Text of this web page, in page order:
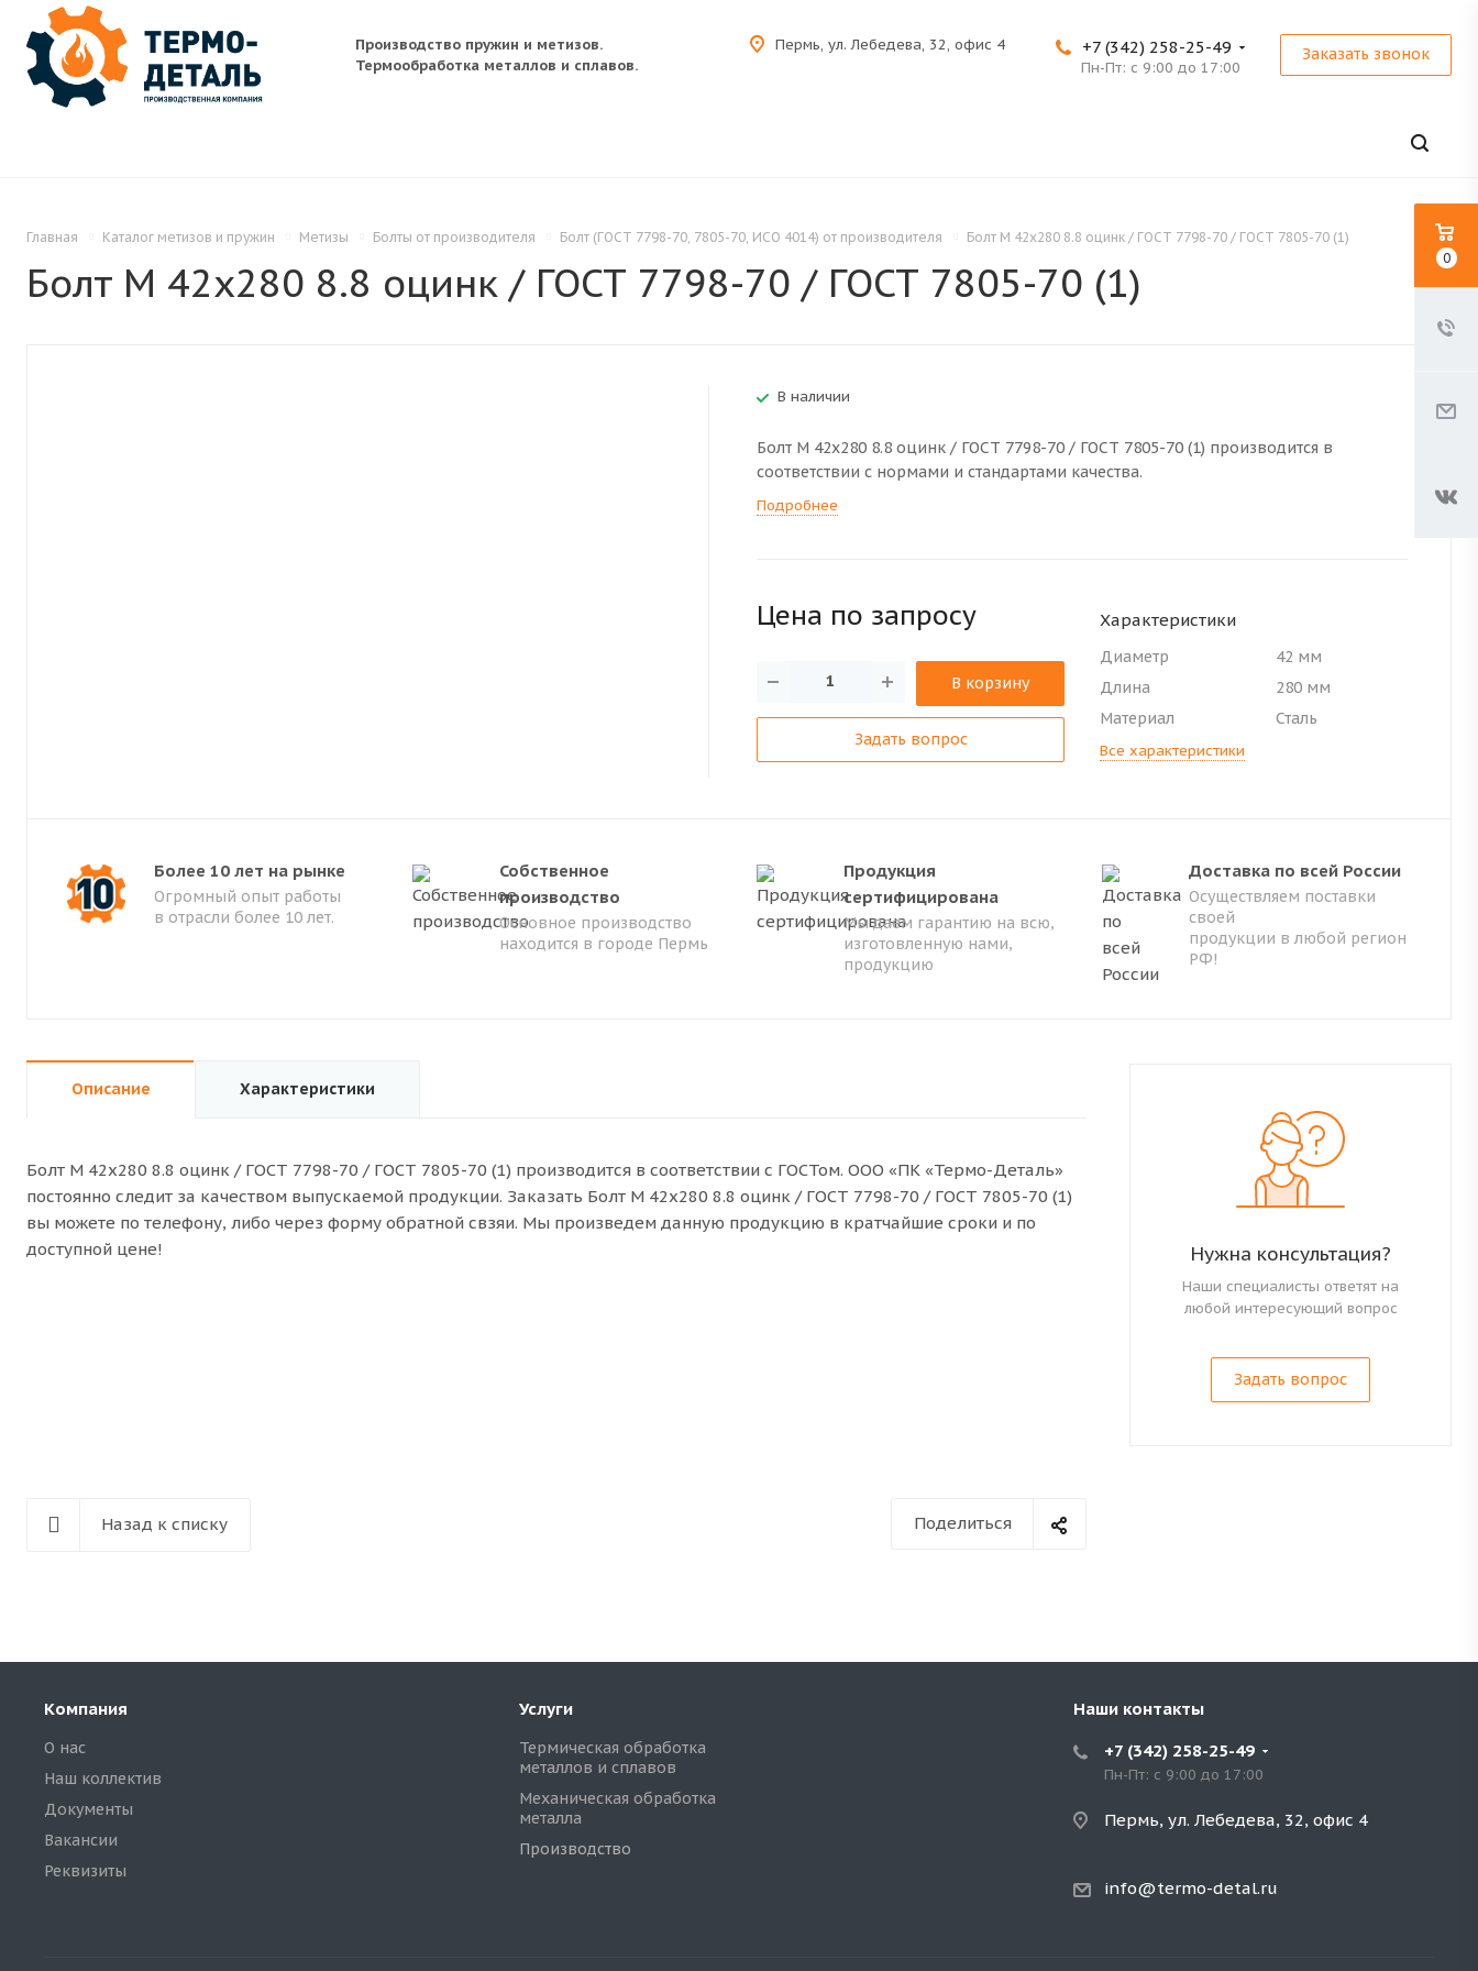
Производство пружин и метизов.
Термообработка металлов и сплавов.
+7 (342) 258-25-49
Пн-Пт: с 9:00 до 17:00
Заказать звонок
Пермь, ул. Лебедева, 32, офис 4
Главная Каталог метизов и пружин Метизы Болты от производителя Болт (ГОСТ 7798-70, 7805-70, ИСО 4014) от производителя Болт M 42x280 8.8 оцинк / ГОСТ 7798-70 / ГОСТ 7805-70 (1)
Болт M 42x280 8.8 оцинк / ГОСТ 7798-70 / ГОСТ 7805-70 (1)
В наличии
Болт M 42x280 8.8 оцинк / ГОСТ 7798-70 / ГОСТ 7805-70 (1) производится в
соответствии с нормами и стандартами качества.
Подробнее
Цена по запросу
В корзину
Задать вопрос
Характеристики
Диаметр
42 мм
Длина
280 мм
Материал
Сталь
Все характеристики
Более 10 лет на рынке
Огромный опыт работы
в отрасли более 10 лет.
Собственное
производство
Основное производство
находится в городе Пермь
Продукция
сертифицирована
Мы даем гарантию на всю,
изготовленную нами,
продукцию
Доставка по всей России
Осуществляем поставки
своей
продукции в любой регион
РФ!
Описание Характеристики
Болт M 42x280 8.8 оцинк / ГОСТ 7798-70 / ГОСТ 7805-70 (1) производится в соответствии с ГОСТом. ООО «ПК «Термо-Деталь»
постоянно следит за качеством выпускаемой продукции. Заказать Болт M 42x280 8.8 оцинк / ГОСТ 7798-70 / ГОСТ 7805-70 (1)
вы можете по телефону, либо через форму обратной свзяи. Мы произведем данную продукцию в кратчайшие сроки и по
доступной цене!
Нужна консультация?
Наши специалисты ответят на
любой интересующий вопрос
Задать вопрос
Поделиться
Назад к списку
Компания
О нас
Наш коллектив
Документы
Вакансии
Реквизиты
Услуги
Термическая обработка
металлов и сплавов
Механическая обработка
металла
Производство
Наши контакты
+7 (342) 258-25-49
Пн-Пт: с 9:00 до 17:00
Пермь, ул. Лебедева, 32, офис 4
info@termo-detal.ru
0